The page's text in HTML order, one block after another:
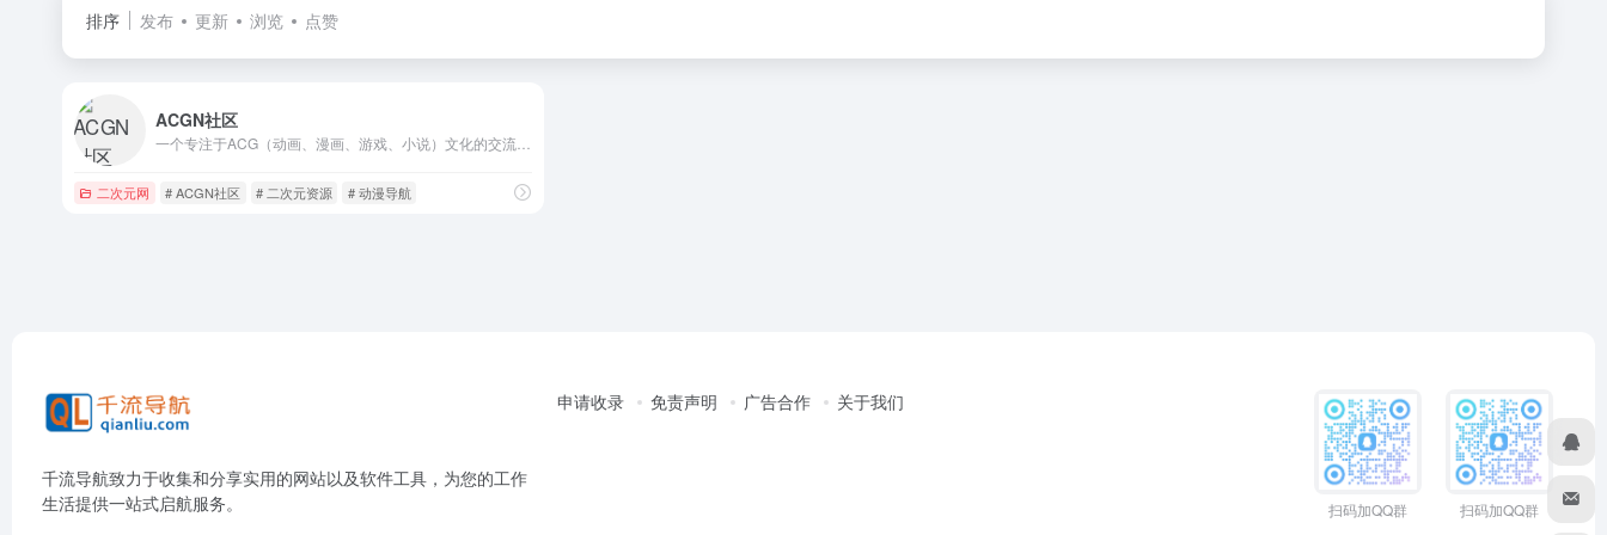
排序 发布 更新 浏览 点赞
ACGN社区
二次元网 # ACGN社区 # 二次元资源 # 动漫导航
千流导航致力于收集和分享实用的网站以及软件工具，为您的工作
生活提供一站式启航服务。
申请收录 免责声明 广告合作 关于我们
扫码加QQ群 扫码加QQ群